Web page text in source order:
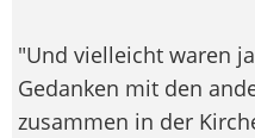
"Und vielleicht waren
Gedanken mit den
zusammen in der